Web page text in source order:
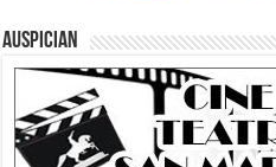
Auspician